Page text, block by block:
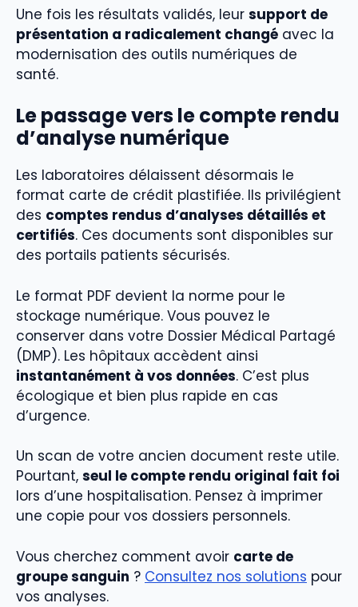
Une fois les résultats validés, leur support de
présentation a radicalement changé avec la
modernisation des outils numériques de
santé.
Le passage vers le compte rendu
d’analyse numérique
Les laboratoires délaissent désormais le
format carte de crédit plastifiée. Ils privilégient
des comptes rendus d’analyses détaillés et
certifiés. Ces documents sont disponibles sur
des portails patients sécurisés.
Le format PDF devient la norme pour le
stockage numérique. Vous pouvez le
conserver dans votre Dossier Médical Partagé
(DMP). Les hôpitaux accèdent ainsi
instantanément à vos données. C’est plus
écologique et bien plus rapide en cas
d’urgence.
Un scan de votre ancien document reste utile.
Pourtant, seul le compte rendu original fait foi
lors d’une hospitalisation. Pensez à imprimer
une copie pour vos dossiers personnels.
Vous cherchez comment avoir carte de
groupe sanguin ? Consultez nos solutions pour
vos analyses.